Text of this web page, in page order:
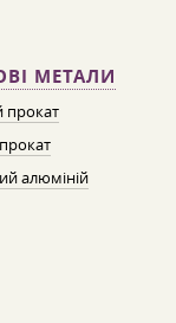
МЕТАЛИ
прокат
алюміній